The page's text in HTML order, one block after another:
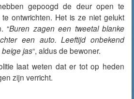
gepoogd de deur open te
ontwrichten. Het is ze niet gelukt
“Buren zagen een tweetal blanke
een auto. Leeftijd onbekend
jas“, aldus de bewoner.
laat weten dat er tot op heden
zijn verricht.